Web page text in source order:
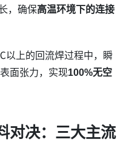
，确保高温环境下的连接
以上的回流焊过程中，瞬
面张力，实现100%无空
对决：三大主流